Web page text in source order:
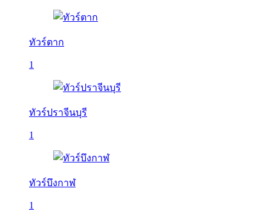
ทัวร์ตาก
1
ทัวร์ปราจีนบุรี
1
ทัวร์บึงกาฬ
1